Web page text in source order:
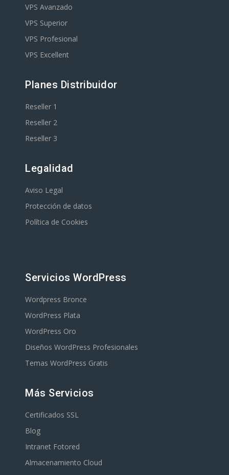
VPS Avanzado
VPS Superior
VPS Profesional
VPS Excellent
Planes Distribuidor
Reseller 1
Reseller 2
Reseller 3
Legalidad
Aviso Legal
Protección de datos
Política de Cookies
Servicios WordPress
Wordpress Bronce
WordPress Plata
WordPress Oro
Diseños WordPress Profesionales
Temas WordPress Gratis
Más Servicios
Certificados SSL
Blog
Intranet Fotored
Almacenamiento Cloud